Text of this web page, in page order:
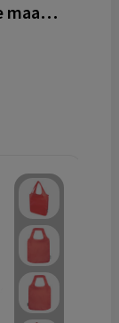
Crescent AWARE™ RPET halve maan sling bag